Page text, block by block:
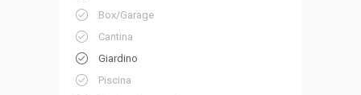
Box/Garage
Cantina
Giardino
Piscina